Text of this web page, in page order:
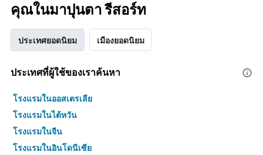
คุณในมาปุนตา รีสอร์ท
ประเทศยอดนิยม เมืองยอดนิยม
ประเทศที่ผู้ใช้ของเราค้นหา
โรงแรมในออสเตรเลีย
โรงแรมในไต้หวัน
โรงแรมในจีน
โรงแรมในอินโดนีเซีย